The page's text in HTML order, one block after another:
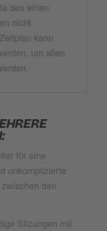
des einen
nicht
kann
um allen
für eine
unkomplizierte
den
Sitzungen mit